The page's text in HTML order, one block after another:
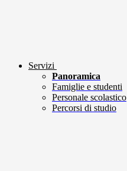
Servizi
Panoramica
Famiglie e studenti
Personale scolastico
Percorsi di studio